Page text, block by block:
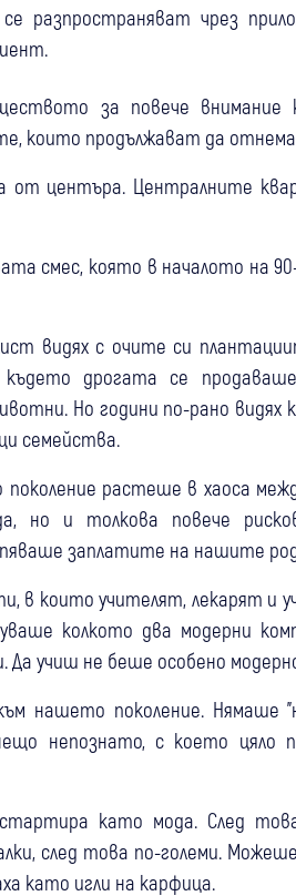
разпространяват чрез
за повече внимание
които продължават да
от центъра. Централните
смес, която в началото на
видях с очите си
където дрогата се
Но години по-рано
семейства.
растеше в хаоса
но и толкова повече
заплатите на нашите
в които учителят, лекарят и
колкото два модерни
учиш не беше особено
нашето поколение. Нямаше
непознато, с което цяло
като мода. След
след това по-големи.
като игли на карфица.